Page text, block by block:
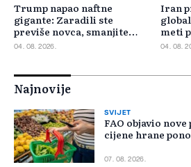
Trump napao naftne
gigante: Zaradili ste
previše novca, smanjite
cijene
04. 08. 2026.
Iran
meti
04. 08.
Najnovije
SVIJET
FAO objavio
cijene hrane
07. 08. 2026.